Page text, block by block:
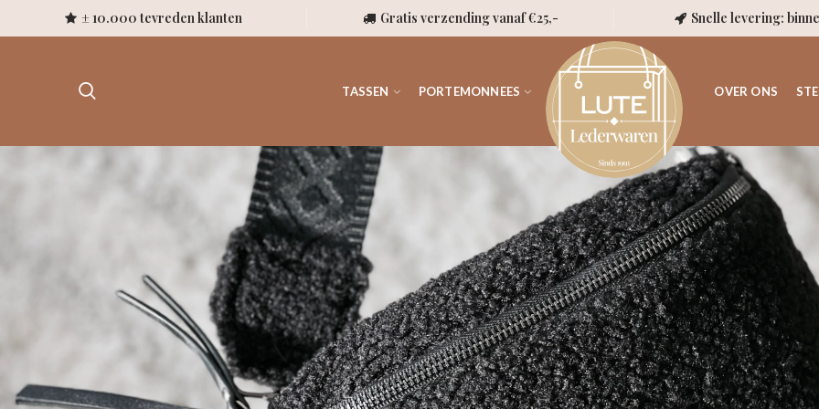
± 10.000 tevreden klanten Gratis verzending vanaf €25,- Snelle levering:
TASSEN PORTEMONNEES OVER ONS